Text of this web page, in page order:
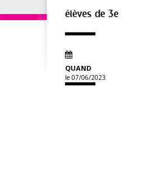
élèves de 3e
QUAND
le 07/06/2023